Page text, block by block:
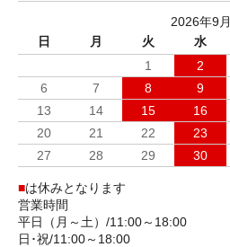
2026年9月
日
月 火 水
1
2
6
7 8 9
13
14 15 16
20
21 22 23
27
28 29 30
■は休みとなります
営業時間
平日（月～土）/11:00～18:00
日･祝/11:00～18:00